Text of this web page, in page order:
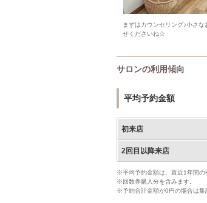
まずはカウンセリング♪小さ
せくださいね☆
サロンの利用傾向
平均予約金額
初来店
2回目以降来店
※平均予約金額は、直近1年間の
※回数券購入分を含みます。
※予約合計金額が0円の場合は集